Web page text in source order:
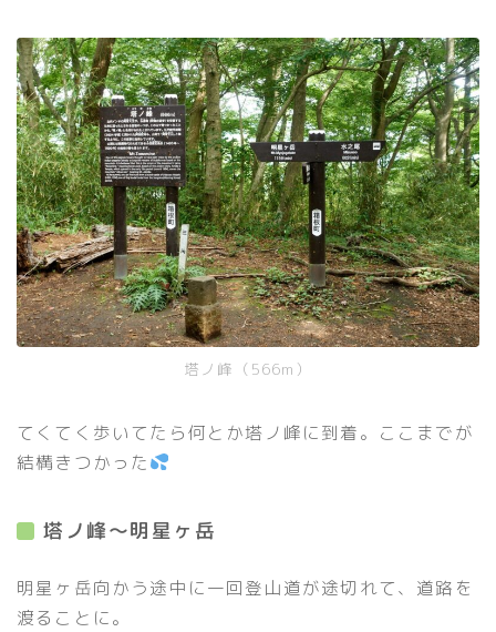
塔ノ峰（566m）
てくてく歩いてたら何とか塔ノ峰に到着。ここまでが
結構きつかった
塔ノ峰〜明星ヶ岳
明星ヶ岳向かう途中に一回登山道が途切れて、道路を
渡ることに。